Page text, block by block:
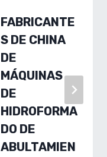
FABRICANTE
S DE CHINA
DE
MÁQUINAS
DE
HIDROFORMA
DO DE
ABULTAMIEN